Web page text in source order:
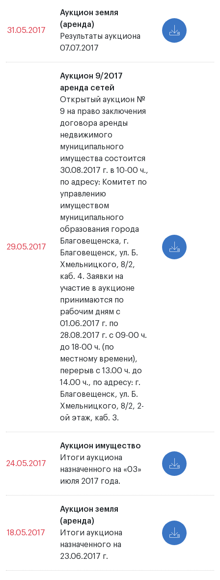
31.05.2017
Аукцион земля
(аренда)
Результаты аукциона
07.07.2017
29.05.2017
Аукцион 9/2017
аренда сетей
Открытый аукцион №
9 на право заключения
договора аренды
недвижимого
муниципального
имущества состоится
30.08.2017 г. в 10-00 ч.,
по адресу: Комитет по
управлению
имуществом
муниципального
образования города
Благовещенска, г.
Благовещенск, ул. Б.
Хмельницкого, 8/2,
каб. 4. Заявки на
участие в аукционе
принимаются по
рабочим дням с
01.06.2017 г. по
28.08.2017 г. с 09-00 ч.
до 18-00 ч. (по
местному времени),
перерыв с 13.00 ч. до
14.00 ч., по адресу: г.
Благовещенск, ул. Б.
Хмельницкого, 8/2, 2-
ой этаж, каб. 3.
24.05.2017
Аукцион имущество
Итоги аукциона
назначенного на «03»
июля 2017 года.
18.05.2017
Аукцион земля
(аренда)
Итоги аукциона
назначенного на
23.06.2017 г.